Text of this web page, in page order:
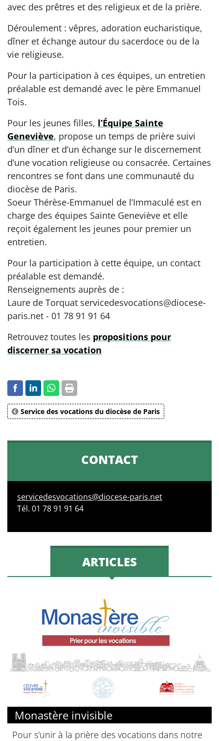
avec des prêtres et des religieux et de la prière.
Déroulement : vêpres, adoration eucharistique,
dîner et échange autour du sacerdoce ou de la
vie religieuse.
Pour la participation à ces équipes, un entretien
préalable est demandé avec le père Emmanuel
Tois.
Pour les jeunes filles, l’Équipe Sainte
Geneviève, propose un temps de prière suivi
d’un dîner et d’un échange sur le discernement
d’une vocation religieuse ou consacrée. Certaines
rencontres se font dans une communauté du
diocèse de Paris.
Soeur Thérèse-Emmanuel de l’Immaculé est en
charge des équipes Sainte Geneviève et elle
reçoit également les jeunes pour premier un
entretien.
Pour la participation à cette équipe, un contact
préalable est demandé.
Renseignements auprès de :
Laure de Torquat servicedesvocations@diocese-
paris.net - 01 78 91 91 64
Retrouvez toutes les propositions pour
discerner sa vocation
Service des vocations du diocèse de Paris
CONTACT
servicedesvocations@diocese-paris.net
Tél. 01 78 91 91 64
ARTICLES
Monastère invisible
Pour s'unir à la prière des vocations dans notre